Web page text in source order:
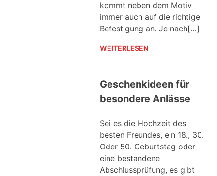
kommt neben dem Motiv
immer auch auf die richtige
Befestigung an. Je nach[…]
WEITERLESEN
Geschenkideen für
besondere Anlässe
Sei es die Hochzeit des
besten Freundes, ein 18., 30.
Oder 50. Geburtstag oder
eine bestandene
Abschlussprüfung, es gibt